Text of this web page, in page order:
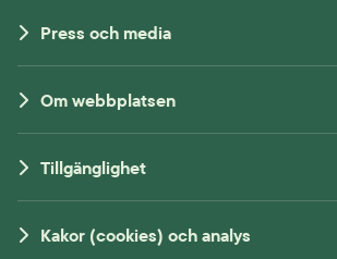
Press och media
Om webbplatsen
Tillgänglighet
Kakor (cookies) och analys